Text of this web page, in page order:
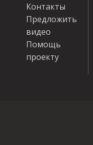
Контакты
Предложить
видео
Помощь
проекту